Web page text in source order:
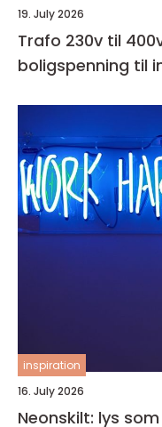
19. July 2026
Trafo 230v til 400v slik løses overgangen
boligspenning til
inspiration
16. July 2026
Neonskilt: lys